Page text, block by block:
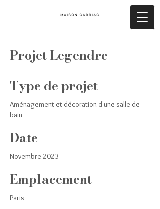
Projet Legendre
Type de projet
Aménagement et décoration d'une salle de
bain
Date
Novembre 2023
Emplacement
Paris